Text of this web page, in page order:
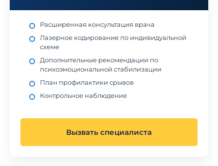
Расширенная консультация врача
Лазерное кодирование по индивидуальной
схеме
Дополнительные рекомендации по
психоэмоциональной стабилизации
План профилактики срывов
Контрольное наблюдение
Вызвать специалиста